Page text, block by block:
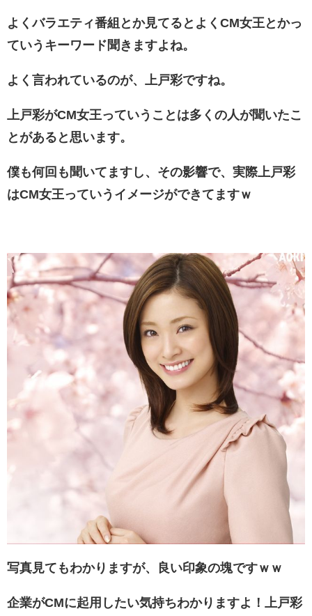
よくバラエティ番組とか見てるとよくCM女王とかっ
ていうキーワード聞きますよね。
よく言われているのが、上戸彩ですね。
上戸彩がCM女王っていうことは多くの人が聞いたこ
とがあると思います。
僕も何回も聞いてますし、その影響で、実際上戸彩
はCM女王っていうイメージができてますｗ
写真見てもわかりますが、良い印象の塊ですｗｗ
企業がCMに起用したい気持ちわかりますよ！上戸彩